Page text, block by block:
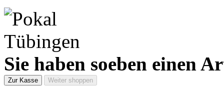
Sie haben soeben einen